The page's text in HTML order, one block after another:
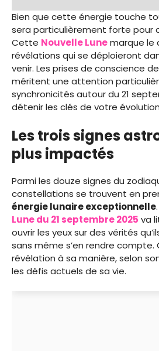
Bien que cette énergie touche
sera particulièrement forte pour
Cette Nouvelle Lunemarque le
révélations qui se déploieront
venir. Les prises de conscience
méritent une attention
synchronicités autour du 21
détenir les clés de votre
Les trois signes
plus impactés
Parmi les douze signes du
constellations se trouvent en
énergie lunaire exceptionnelle
Lune du 21 septembre 2025 va
ouvrir les yeux sur des vérités
sans même s’en rendre
révélation à sa manière, selon
les défis actuels de sa vie.